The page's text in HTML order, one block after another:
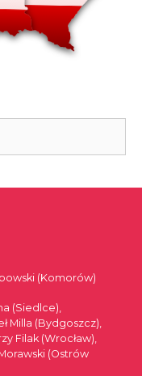
(Komorów)
(Siedlce),
Milla (Bydgoszcz),
Filak (Wrocław),
(Ostrów